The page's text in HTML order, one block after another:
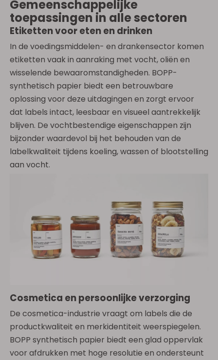
Gemeenschappelijke
toepassingen in alle sectoren
Etiketten voor eten en drinken
In de voedingsmiddelen- en drankensector komen
etiketten vaak in aanraking met vocht, oliën en
wisselende bewaaromstandigheden. BOPP-
synthetisch papier biedt een betrouwbare
oplossing voor deze uitdagingen en zorgt ervoor
dat labels intact, leesbaar en visueel aantrekkelijk
blijven. De vochtbestendige eigenschappen zijn
bijzonder waardevol bij het behouden van de
labelkwaliteit tijdens koeling, wassen of blootstelling
aan vocht.
Cosmetica en persoonlijke verzorging
De cosmetica-industrie vraagt ​​om labels die de
productkwaliteit en merkidentiteit weerspiegelen.
BOPP synthetisch papier biedt een glad oppervlak
voor afdrukken met hoge resolutie en ondersteunt